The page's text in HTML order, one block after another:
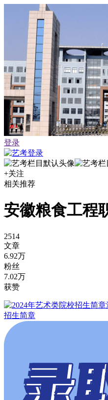
登录
+关注
相关推荐
安徽粮食工程
2514
文章
6.92万
粉丝
7.02万
获赞
招生简章